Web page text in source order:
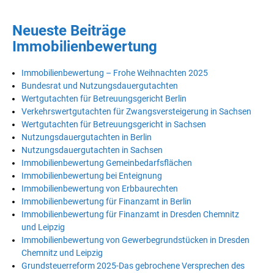
Neueste Beiträge
Immobilienbewertung
Immobilienbewertung – Frohe Weihnachten 2025
Bundesrat und Nutzungsdauergutachten
Wertgutachten für Betreuungsgericht Berlin
Verkehrswertgutachten für Zwangsversteigerung in Sachsen
Wertgutachten für Betreuungsgericht in Sachsen
Nutzungsdauergutachten in Berlin
Nutzungsdauergutachten in Sachsen
Immobilienbewertung Gemeinbedarfsflächen
Immobilienbewertung bei Enteignung
Immobilienbewertung von Erbbaurechten
Immobilienbewertung für Finanzamt in Berlin
Immobilienbewertung für Finanzamt in Dresden Chemnitz
und Leipzig
Immobilienbewertung von Gewerbegrundstücken in Dresden
Chemnitz und Leipzig
Grundsteuerreform 2025-Das gebrochene Versprechen des